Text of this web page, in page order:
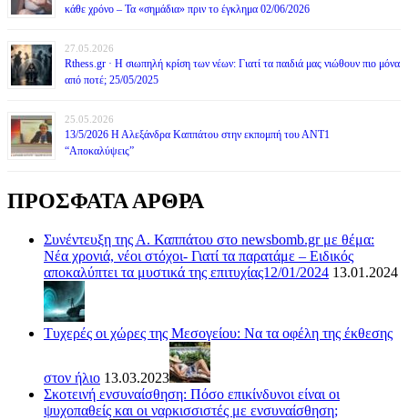
κάθε χρόνο – Τα «σημάδια» πριν το έγκλημα 02/06/2026
27.05.2026
Rthess.gr · Η σιωπηλή κρίση των νέων: Γιατί τα παιδιά μας νιώθουν πιο μόνα
από ποτέ; 25/05/2025
25.05.2026
13/5/2026 Η Αλεξάνδρα Καππάτου στην εκπομπή του ΑΝΤ1
“Αποκαλύψεις”
ΠΡΟΣΦΑΤΑ ΑΡΘΡΑ
Συνέντευξη της Α. Καππάτου στο newsbomb.gr με θέμα:
Νέα χρονιά, νέοι στόχοι- Γιατί τα παρατάμε – Ειδικός
αποκαλύπτει τα μυστικά της επιτυχίας12/01/2024 13.01.2024
Τυχερές οι χώρες της Μεσογείου: Να τα οφέλη της έκθεσης
στον ήλιο 13.03.2023
Σκοτεινή ενσυναίσθηση: Πόσο επικίνδυνοι είναι οι
ψυχοπαθείς και οι ναρκισσιστές με ενσυναίσθηση;